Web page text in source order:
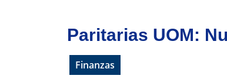
Paritarias UOM:
Finanzas